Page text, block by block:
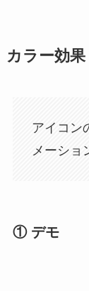
カラー効果
アイコン
メーショ
① デモ